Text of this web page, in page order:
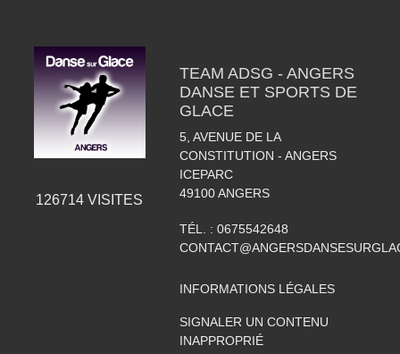
126714 VISITES
TEAM ADSG - ANGERS
DANSE ET SPORTS DE
GLACE
5, AVENUE DE LA
CONSTITUTION - ANGERS
ICEPARC
49100 ANGERS
TÉL. : 0675542648
INFORMATIONS LÉGALES
SIGNALER UN CONTENU
INAPPROPRIÉ